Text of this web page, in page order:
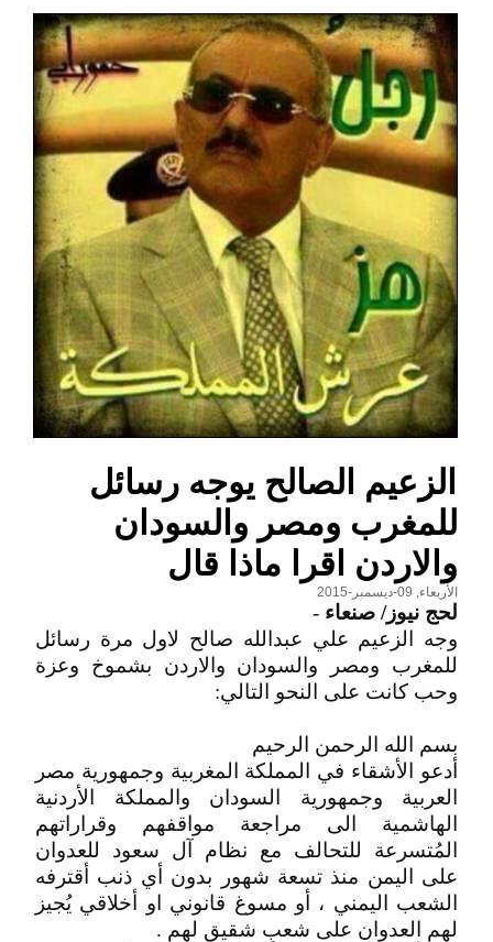
الزعيم الصالح يوجه رسائل
للمغرب ومصر والسودان
والاردن اقرا ماذا قال
الأربعاء, 09-ديسمبر-2015
لحج نيوز/ صنعاء -
وجه الزعيم علي عبدالله صالح لاول مرة رسائل
للمغرب ومصر والسودان والاردن بشموخ وعزة
وحب كانت على النحو التالي:
بسم الله الرحمن الرحيم
أدعو الأشقاء في المملكة المغربية وجمهورية مصر
العربية وجمهورية السودان والمملكة الأردنية
الهاشمية الى مراجعة مواقفهم وقراراتهم
المُتسرعة للتحالف مع نظام آل سعود للعدوان
على اليمن منذ تسعة شهور بدون أي ذنب أقترفه
الشعب اليمني ، أو مسوغ قانوني او أخلاقي يُجيز
لهم العدوان على شعبٍ شقيق لهم .